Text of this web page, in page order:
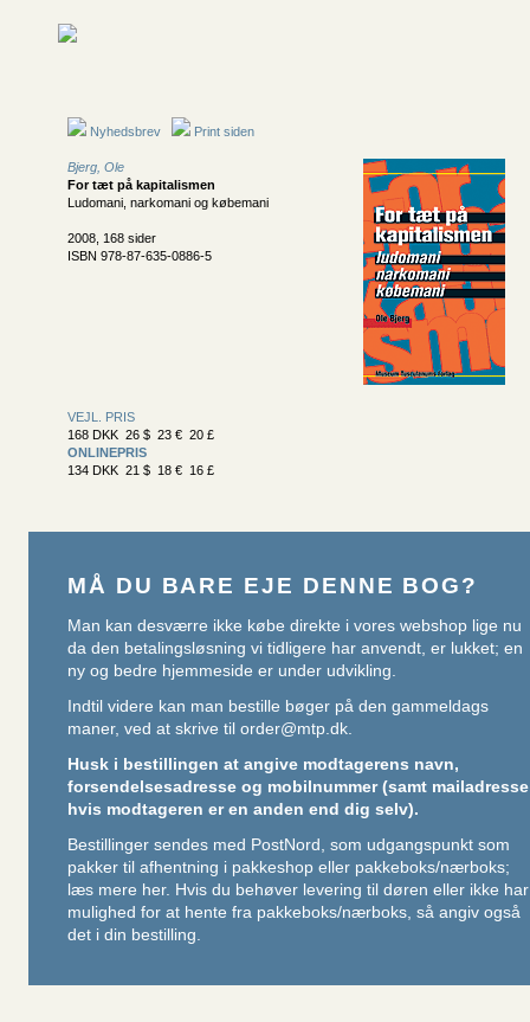
Nyhedsbrev Print siden
Bjerg, Ole
For tæt på kapitalismen
Ludomani, narkomani og købemani
2008, 168 sider
ISBN 978-87-635-0886-5
VEJL. PRIS
168 DKK 26 $ 23 € 20 £
ONLINEPRIS
134 DKK 21 $ 18 € 16 £
MÅ DU BARE EJE DENNE BOG?
Man kan desværre ikke købe direkte i vores webshop lige nu
da den betalingsløsning vi tidligere har anvendt, er lukket; en
ny og bedre hjemmeside er under udvikling.
Indtil videre kan man bestille bøger på den gammeldags
maner, ved at skrive til order@mtp.dk.
Husk i bestillingen at angive modtagerens navn,
forsendelsesadresse og mobilnummer (samt mailadresse
hvis modtageren er en anden end dig selv).
Bestillinger sendes med PostNord, som udgangspunkt som
pakker til afhentning i pakkeshop eller pakkeboks/nærboks;
læs mere her. Hvis du behøver levering til døren eller ikke har
mulighed for at hente fra pakkeboks/nærboks, så angiv også
det i din bestilling.